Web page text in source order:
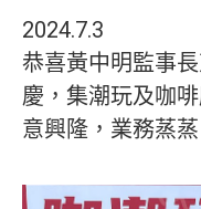
2024.7.3
恭喜黃中明監事
慶，集潮玩及咖
意興隆，業務蒸蒸